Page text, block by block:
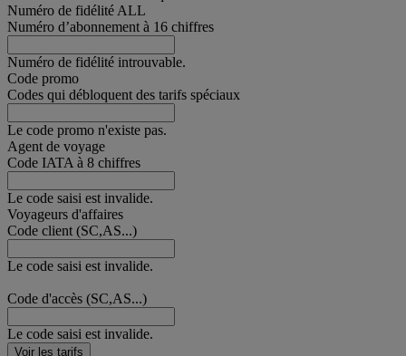
Numéro de fidélité ALL
Numéro d’abonnement à 16 chiffres
Numéro de fidélité introuvable.
Code promo
Codes qui débloquent des tarifs spéciaux
Le code promo n'existe pas.
Agent de voyage
Code IATA à 8 chiffres
Le code saisi est invalide.
Voyageurs d'affaires
Code client (SC,AS...)
Le code saisi est invalide.
Code d'accès (SC,AS...)
Le code saisi est invalide.
Voir les tarifs